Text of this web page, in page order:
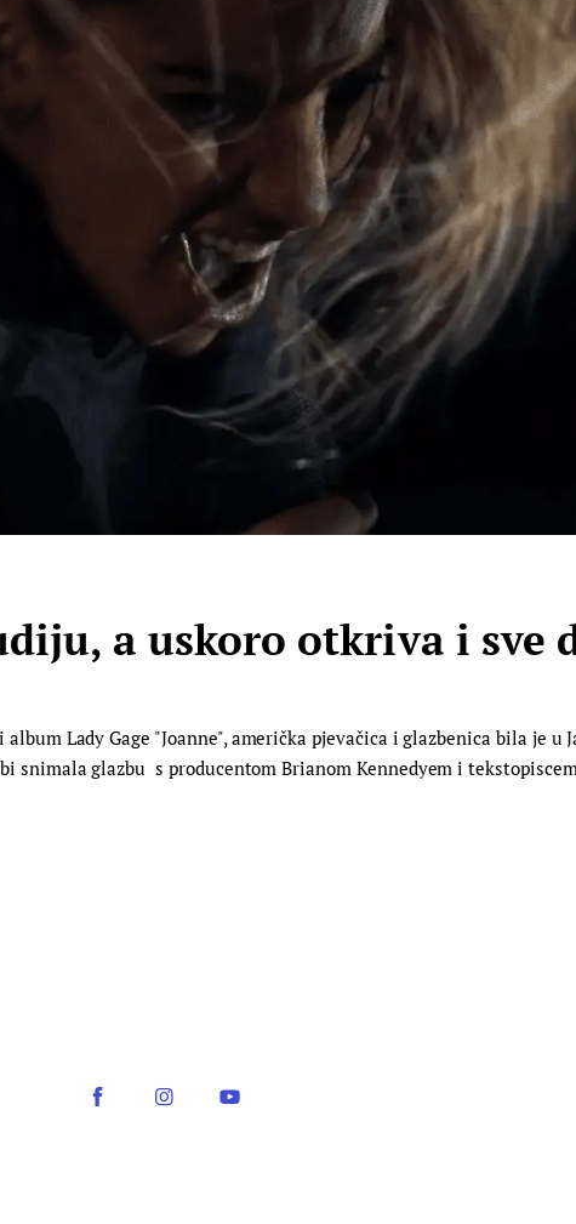
a uskoro otkriva i sve
Lady Gage "Joanne", američka pjevačica i glazbenica bila je u
snimala glazbu s producentom Brianom Kennedyem i